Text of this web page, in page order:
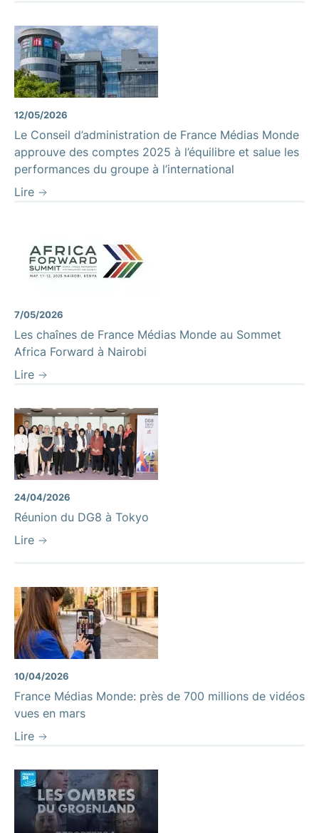
12/05/2026
Le Conseil d’administration de France Médias Monde
approuve des comptes 2025 à l’équilibre et salue les
performances du groupe à l’international
Lire
7/05/2026
Les chaînes de France Médias Monde au Sommet
Africa Forward à Nairobi
Lire
24/04/2026
Réunion du DG8 à Tokyo
Lire
10/04/2026
France Médias Monde: près de 700 millions de vidéos
vues en mars
Lire